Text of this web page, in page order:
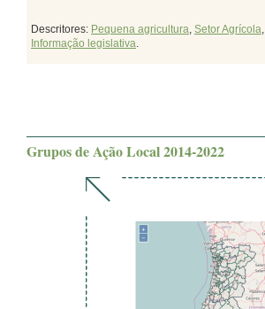
Descritores: Pequena agricultura, Setor Agrícola,
Informação legislativa.
Grupos de Ação Local 2014-2022